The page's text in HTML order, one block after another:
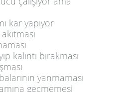
kar yapıyor
kalıntı bırakması
yanmaması
geçmemesi